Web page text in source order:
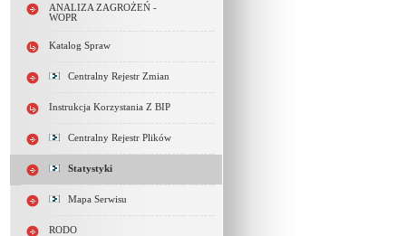
ANALIZA ZAGROŻEŃ -
WOPR
Katalog Spraw
Centralny Rejestr Zmian
Instrukcja Korzystania Z BIP
Centralny Rejestr Plików
Statystyki
Mapa Serwisu
RODO